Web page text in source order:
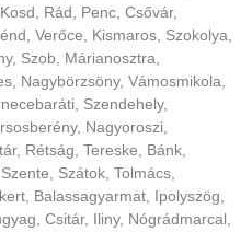
Rád, Penc, Csővár,
Verőce, Kismaros, Szokolya,
Szob, Márianosztra,
Nagybörzsöny, Vámosmikola,
Szendehely,
Nagyoroszi,
Rétság, Tereske, Bánk,
Szátok, Tolmács,
Balassagyarmat, Ipolyszög,
Csitár, Iliny, Nógrádmarcal,